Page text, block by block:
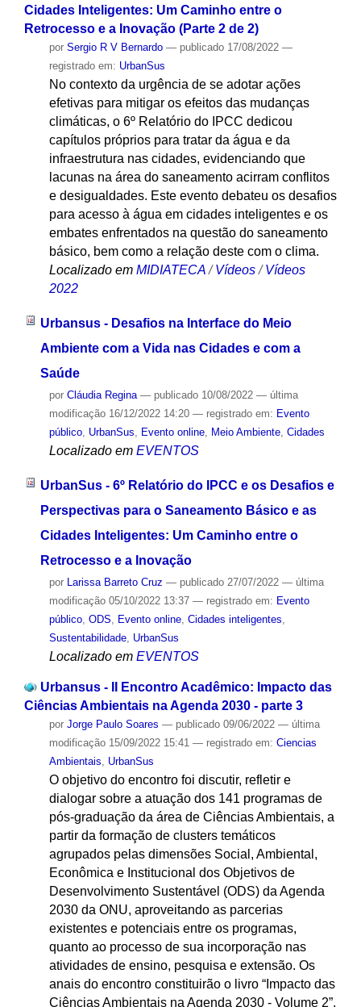
Cidades Inteligentes: Um Caminho entre o
Retrocesso e a Inovação (Parte 2 de 2)
por Sergio R V Bernardo — publicado17/08/2022 —
registrado em: UrbanSus
No contexto da urgência de se adotar ações
efetivas para mitigar os efeitos das mudanças
climáticas, o 6º Relatório do IPCC dedicou
capítulos próprios para tratar da água e da
infraestrutura nas cidades, evidenciando que
lacunas na área do saneamento acirram conflitos
e desigualdades. Este evento debateu os desafios
para acesso à água em cidades inteligentes e os
embates enfrentados na questão do saneamento
básico, bem como a relação deste com o clima.
Localizado em MIDIATECA /Vídeos /Vídeos
2022
Urbansus - Desafios na Interface do Meio
Ambiente com a Vida nas Cidades e com a
Saúde
por Cláudia Regina — publicado10/08/2022 — última
modificação16/12/2022 14:20 — registrado em: Evento
público, UrbanSus, Evento online, Meio Ambiente, Cidades
Localizado em EVENTOS
UrbanSus - 6º Relatório do IPCC e os Desafios e
Perspectivas para o Saneamento Básico e as
Cidades Inteligentes: Um Caminho entre o
Retrocesso e a Inovação
por Larissa Barreto Cruz — publicado27/07/2022 — última
modificação05/10/2022 13:37 — registrado em: Evento
público, ODS Evento online, Cidades inteligentes
Sustentabilidade, UrbanSus
Localizado em EVENTOS
Urbansus - II Encontro Acadêmico: Impacto das
Ciências Ambientais na Agenda 2030 - parte 3
por Jorge Paulo Soares — publicado09/06/2022 — última
modificação15/09/2022 15:41 — registrado em: Ciencias
Ambientais, UrbanSus
O objetivo do encontro foi discutir, refletir e
dialogar sobre a atuação dos 141 programas de
pós-graduação da área de Ciências Ambientais, a
partir da formação de clusters temáticos
agrupados pelas dimensões Social, Ambiental,
Econômica e Institucional dos Objetivos de
Desenvolvimento Sustentável (ODS) da Agenda
2030 da ONU, aproveitando as parcerias
existentes e potenciais entre os programas,
quanto ao processo de sua incorporação nas
atividades de ensino, pesquisa e extensão. Os
anais do encontro constituirão o livro “Impacto das
Ciências Ambientais na Agenda 2030 - Volume 2”,